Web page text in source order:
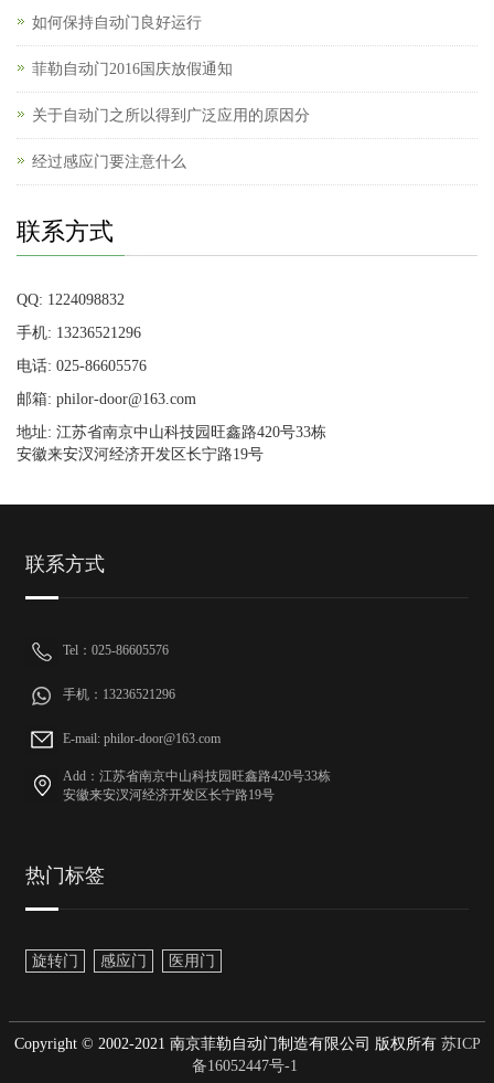
如何保持自动门良好运行
菲勒自动门2016国庆放假通知
关于自动门之所以得到广泛应用的原因分
经过感应门要注意什么
联系方式
QQ: 1224098832
手机: 13236521296
电话: 025-86605576
邮箱: philor-door@163.com
地址: 江苏省南京中山科技园旺鑫路420号33栋
安徽来安汊河经济开发区长宁路19号
联系方式
Tel：025-86605576
手机：13236521296
E-mail: philor-door@163.com
Add：江苏省南京中山科技园旺鑫路420号33栋
安徽来安汊河经济开发区长宁路19号
热门标签
旋转门 感应门 医用门
Copyright © 2002-2021 南京菲勒自动门制造有限公司 版权所有苏ICP
备16052447号-1